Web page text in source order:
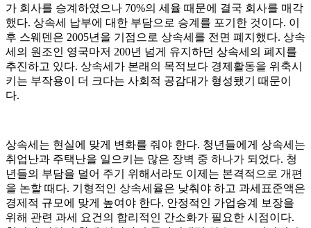
가 회사를 승계하였으나 70%의 세율 때문에 결국 회사를 매각
했다. 상속세 납부에 대한 부담으로 승계를 포기한 것이다. 이
후 스웨덴은 2005년을 기점으로 상속세를 전면 폐지했다. 상속
세의 원조인 영국마저 200년 넘게 유지하던 상속세의 폐지를
추진하고 있다. 상속세가 본래의 목적보다 경제활동을 위축시
키는 부작용이 더 크다는 사회적 공감대가 형성됐기 때문이
다.
상속세는 현실에 맞게 변화를 줘야 한다. 청년들에게 상속세는
취업난과 주택난을 일으키는 많은 장벽 중 하나가 되었다. 청
년들의 부담을 덜어 주기 위해서라도 이제는 본격적으로 개편
을 논할 때다. 기형적인 상속세율은 낮춰야 하고 과세표준액은
경제적 규모에 맞게 높여야 한다. 안정적인 가업승계 보장을
위해 관련 과세 요건의 합리적인 간소화가 필요한 시점이다.